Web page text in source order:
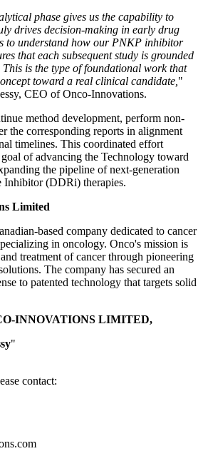
phase gives us the capability to
drives decision-making in early drug
to understand how our PNKP inhibitor
that each subsequent study is grounded
is the type of foundational work that
toward a real clinical candidate, "
CEO of Onco-Innovations.
method development, perform non-
the corresponding reports in alignment
timelines. This coordinated effort
of advancing the Technology toward
the pipeline of next-generation
Inhibitor (DDRi) therapies.
Limited
based company dedicated to cancer
in oncology. Onco's mission is
treatment of cancer through pioneering
The company has secured an
to patented technology that targets solid
INNOVATIONS LIMITED,
"
contact: